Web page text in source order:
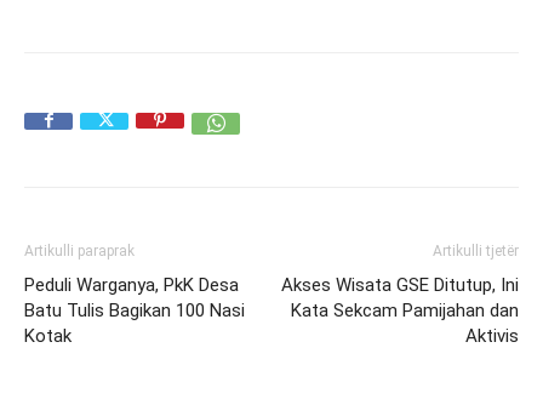
Artikulli paraprak
Peduli Warganya, PkK Desa
Batu Tulis Bagikan 100 Nasi
Kotak
Artikulli tjetër
Akses Wisata GSE Ditutup, Ini
Kata Sekcam Pamijahan dan
Aktivis